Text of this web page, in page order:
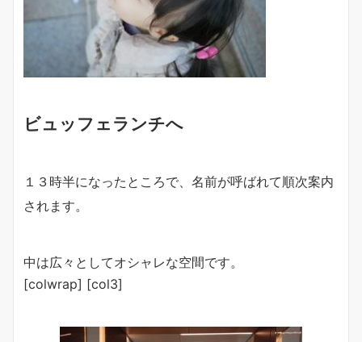
ビュッフェランチへ
１３時半になったところで、名前が呼ばれて順次案内
されます。
中は広々としてオシャレな空間です。
[colwrap] [col3]